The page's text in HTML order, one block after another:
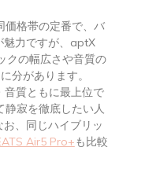
格帯の定番で、バ
魅力ですが、aptX
クの幅広さや音質の
分があります。
質ともに最上位で
寂を徹底したい人
、同じハイブリッ
Air5 Pro+も比較